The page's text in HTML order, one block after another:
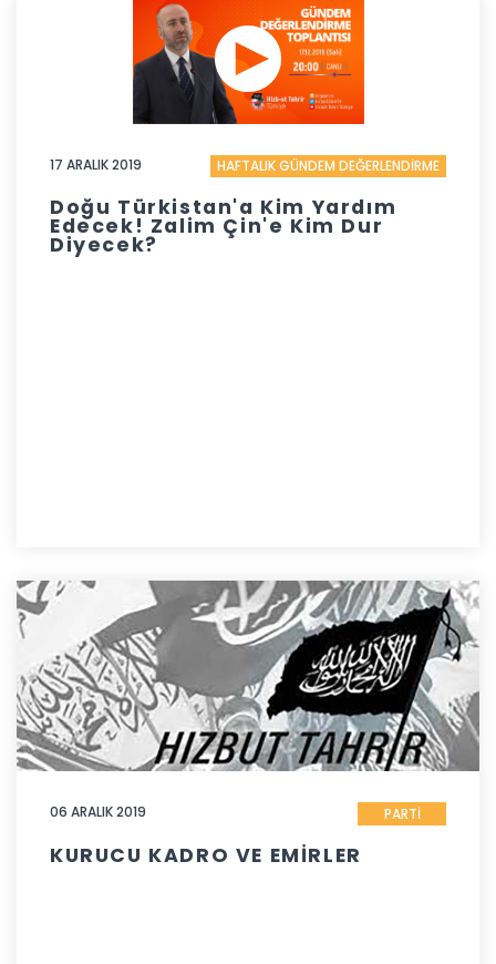
17 ARALIK 2019 HAFTALIK GÜNDEM DEĞERLENDİRME
Doğu Türkistan'a Kim Yardım
Edecek! Zalim Çin'e Kim Dur
Diyecek?
06 ARALIK 2019 PARTİ
KURUCU KADRO VE EMİRLER